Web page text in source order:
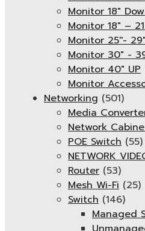
Monitor 18"
Monitor 18″ –
Monitor 25''-
Monitor 30" -
Monitor 40" UP
Monitor
Networking (501)
Media
Network
POE Switch (55)
NETWORK
Router (53)
Mesh Wi-Fi (25)
Switch (146)
Managed